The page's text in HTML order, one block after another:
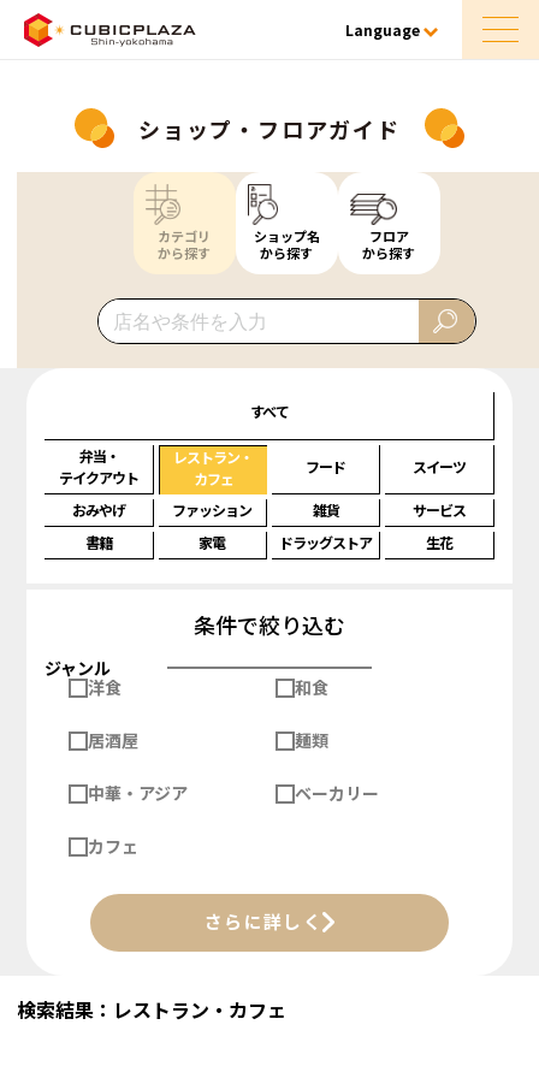
Language
ショップ・フロアガイド
カテゴリ
から探す
ショップ名
から探す
フロア
から探す
すべて
弁当・
テイクアウト
レストラン・
カフェ
フード スイーツ
おみやげ ファッション 雑貨
サービス
書籍
家電 ドラッグストア 生花
条件で絞り込む
ジャンル
洋食
和食
居酒屋 麺類
中華・アジア ベーカリー
カフェ
さらに詳しく
検索結果：レストラン・カフェ